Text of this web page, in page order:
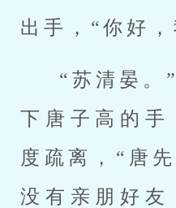
出手，“你好
“苏清晏。
下唐子高的手
度疏离，“唐
没有亲朋好友